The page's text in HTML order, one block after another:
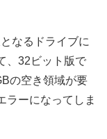
なるドライブに
、32ビット版で
の空き領域が要
ラーになってしま